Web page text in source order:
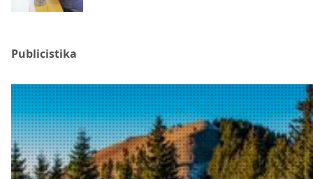
Publicistika